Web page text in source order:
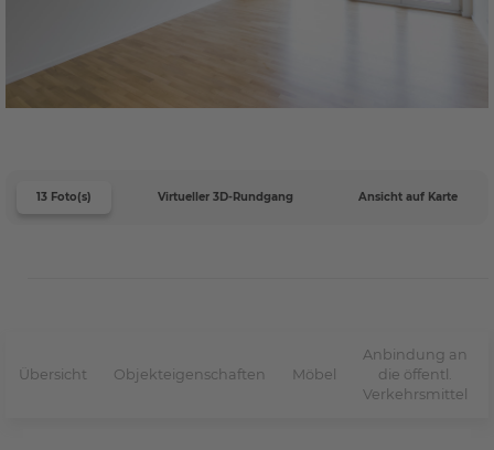
13 Foto(s) Virtueller 3D-Rundgang Ansicht auf Karte
Übersicht Objekteigenschaften Möbel
Anbindung an
die öffentl.
Verkehrsmittel